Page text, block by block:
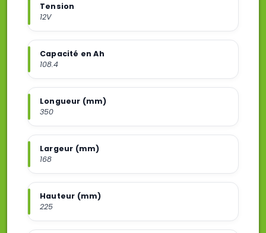
Tension
12V
Capacité en Ah
108.4
Longueur (mm)
350
Largeur (mm)
168
Hauteur (mm)
225